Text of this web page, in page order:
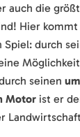
auch die
Hier
Spiel: durch
seinen
Motor ist er